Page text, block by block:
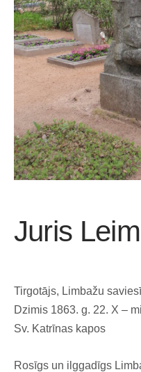
Juris
Tirgotājs, Limbažu
Dzimis 1863. g. 22. X –
Sv. Katrīnas kapos
Rosīgs un ilggadīgs